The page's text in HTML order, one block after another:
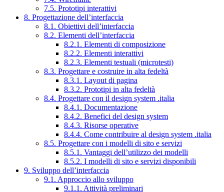
7.5. Prototipi interattivi
8. Progettazione dell’interfaccia
8.1. Obiettivi dell’interfaccia
8.2. Elementi dell’interfaccia
8.2.1. Elementi di composizione
8.2.2. Elementi interattivi
8.2.3. Elementi testuali (microtesti)
8.3. Progettare e costruire in alta fedeltà
8.3.1. Layout di pagina
8.3.2. Prototipi in alta fedeltà
8.4. Progettare con il design system .italia
8.4.1. Documentazione
8.4.2. Benefici del design system
8.4.3. Risorse operative
8.4.4. Come contribuire al design system .italia
8.5. Progettare con i modelli di sito e servizi
8.5.1. Vantaggi dell’utilizzo dei modelli
8.5.2. I modelli di sito e servizi disponibili
9. Sviluppo dell’interfaccia
9.1. Approccio allo sviluppo
9.1.1. Attività preliminari